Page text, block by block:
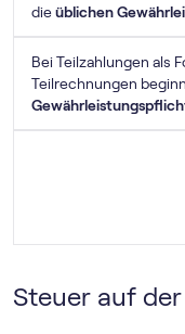
dieüblichen
Bei Teilzahlungen als
Teilrechnungen
Steuer auf